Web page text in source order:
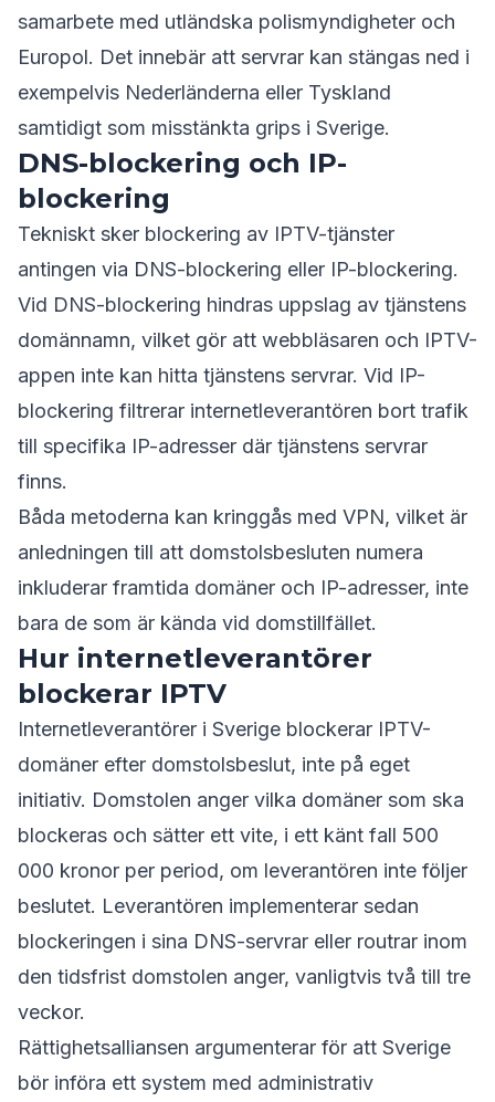
samarbete med utländska polismyndigheter och
Europol. Det innebär att servrar kan stängas ned i
exempelvis Nederländerna eller Tyskland
samtidigt som misstänkta grips i Sverige.
DNS-blockering och IP-
blockering
Tekniskt sker blockering av IPTV-tjänster
antingen via DNS-blockering eller IP-blockering.
Vid DNS-blockering hindras uppslag av tjänstens
domännamn, vilket gör att webbläsaren och IPTV-
appen inte kan hitta tjänstens servrar. Vid IP-
blockering filtrerar internetleverantören bort trafik
till specifika IP-adresser där tjänstens servrar
finns.
Båda metoderna kan kringgås med VPN, vilket är
anledningen till att domstolsbesluten numera
inkluderar framtida domäner och IP-adresser, inte
bara de som är kända vid domstillfället.
Hur internetleverantörer
blockerar IPTV
Internetleverantörer i Sverige blockerar IPTV-
domäner efter domstolsbeslut, inte på eget
initiativ. Domstolen anger vilka domäner som ska
blockeras och sätter ett vite, i ett känt fall 500
000 kronor per period, om leverantören inte följer
beslutet. Leverantören implementerar sedan
blockeringen i sina DNS-servrar eller routrar inom
den tidsfrist domstolen anger, vanligtvis två till tre
veckor.
Rättighetsalliansen argumenterar för att Sverige
bör införa ett system med administrativ